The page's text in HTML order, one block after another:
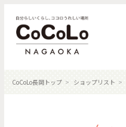
CoCoLo長岡トップ ショップリスト